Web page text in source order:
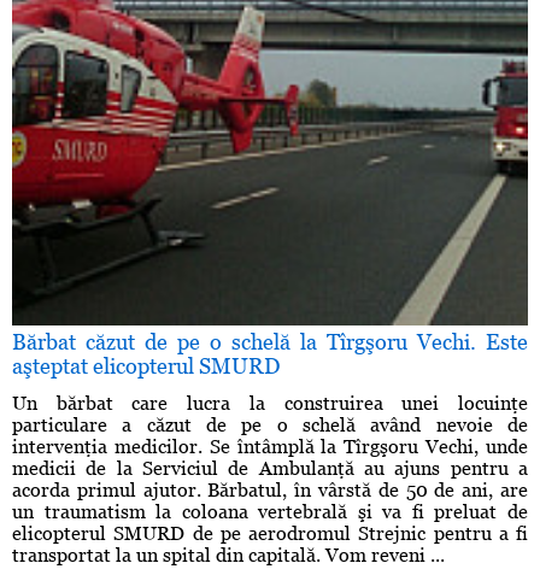
Bărbat căzut de pe o schelă la Tîrgşoru Vechi. Este
aşteptat elicopterul SMURD
Un bărbat care lucra la construirea unei locuinţe
particulare a căzut de pe o schelă având nevoie de
intervenţia medicilor. Se întâmplă la Tîrgşoru Vechi, unde
medicii de la Serviciul de Ambulanţă au ajuns pentru a
acorda primul ajutor. Bărbatul, în vârstă de 50 de ani, are
un traumatism la coloana vertebrală şi va fi preluat de
elicopterul SMURD de pe aerodromul Strejnic pentru a fi
transportat la un spital din capitală. Vom reveni ...